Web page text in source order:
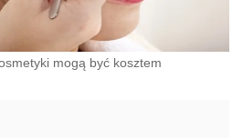
mogą być kosztem